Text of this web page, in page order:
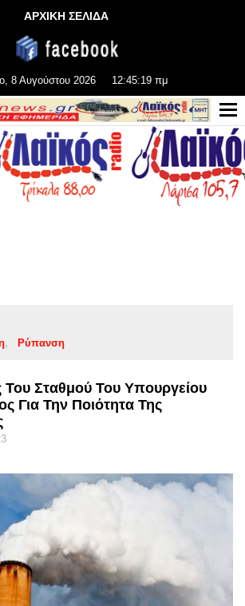
ΑΡΧΙΚΗ ΣΕΛΙΔΑ
8 Αυγούστου 2026 12:45:19 πμ
Ρύπανση
Του Σταθμού Του Υπουργείου
Για Την Ποιότητα Της